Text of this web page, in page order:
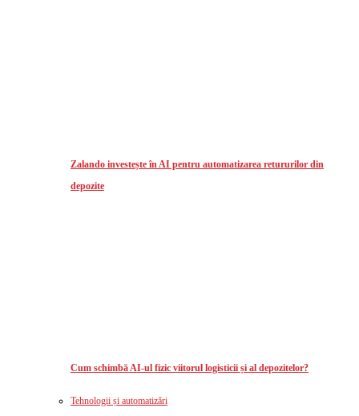
Zalando investește în AI pentru automatizarea retururilor din
depozite
Cum schimbă AI-ul fizic viitorul logisticii și al depozitelor?
Tehnologii și automatizări